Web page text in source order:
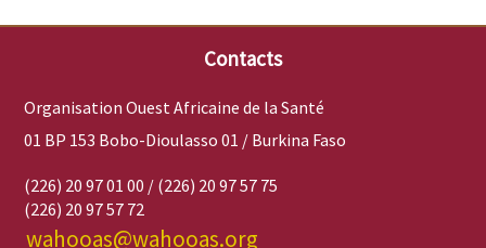
Contacts
Organisation Ouest Africaine de la Santé
01 BP 153 Bobo-Dioulasso 01 / Burkina Faso
(226) 20 97 01 00 / (226) 20 97 57 75
(226) 20 97 57 72
wahooas@wahooas.org